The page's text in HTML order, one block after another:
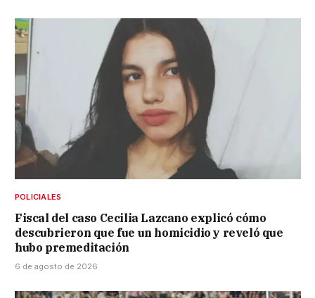
POLICIALES
Fiscal del caso Cecilia Lazcano explicó cómo
descubrieron que fue un homicidio y reveló que
hubo premeditación
6 de agosto de 2026